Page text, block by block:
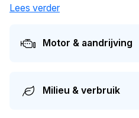
het laatst van eigenaar. De
gewisseld. Op dit moment
voertuig ongeveer€ 2.600.
Lees verder
Motor & aandrijving
Milieu & verbruik